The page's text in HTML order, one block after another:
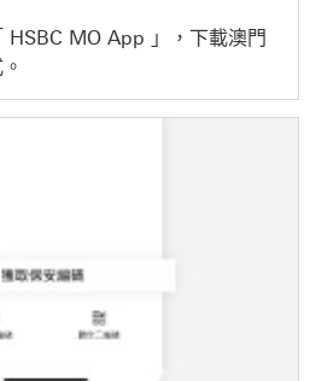
HSBC MO App 」，下載澳門